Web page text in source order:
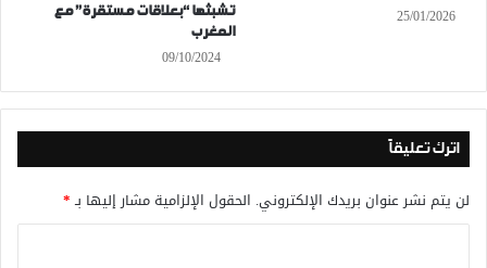
25/01/2026
تشبثها “بعلاقات مستقرة” مع
المغرب
09/10/2024
اترك تعليقاً
لن يتم نشر عنوان بريدك الإلكتروني. الحقول الإلزامية مشار إليها بـ*